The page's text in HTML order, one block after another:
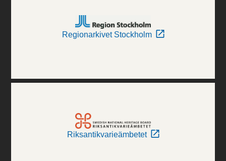
Regionarkivet Stockholm
Riksantikvarieämbetet